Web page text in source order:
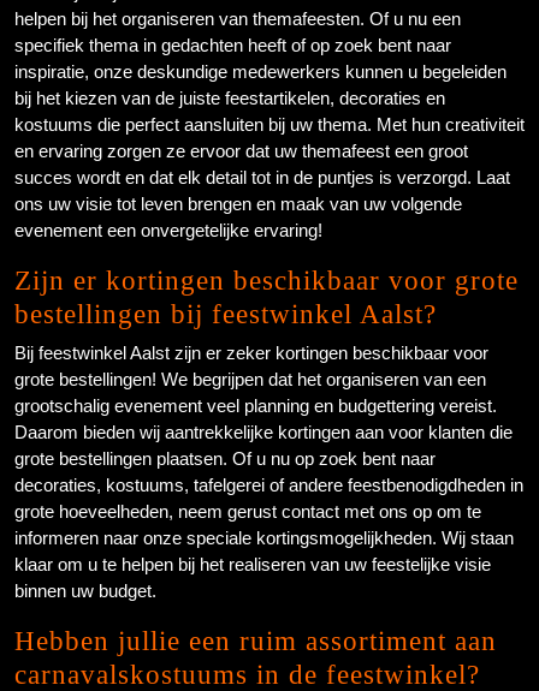
helpen bij het organiseren van themafeesten. Of u nu een
specifiek thema in gedachten heeft of op zoek bent naar
inspiratie, onze deskundige medewerkers kunnen u begeleiden
bij het kiezen van de juiste feestartikelen, decoraties en
kostuums die perfect aansluiten bij uw thema. Met hun creativiteit
en ervaring zorgen ze ervoor dat uw themafeest een groot
succes wordt en dat elk detail tot in de puntjes is verzorgd. Laat
ons uw visie tot leven brengen en maak van uw volgende
evenement een onvergetelijke ervaring!
Zijn er kortingen beschikbaar voor grote
bestellingen bij feestwinkel Aalst?
Bij feestwinkel Aalst zijn er zeker kortingen beschikbaar voor
grote bestellingen! We begrijpen dat het organiseren van een
grootschalig evenement veel planning en budgettering vereist.
Daarom bieden wij aantrekkelijke kortingen aan voor klanten die
grote bestellingen plaatsen. Of u nu op zoek bent naar
decoraties, kostuums, tafelgerei of andere feestbenodigdheden in
grote hoeveelheden, neem gerust contact met ons op om te
informeren naar onze speciale kortingsmogelijkheden. Wij staan
klaar om u te helpen bij het realiseren van uw feestelijke visie
binnen uw budget.
Hebben jullie een ruim assortiment aan
carnavalskostuums in de feestwinkel?